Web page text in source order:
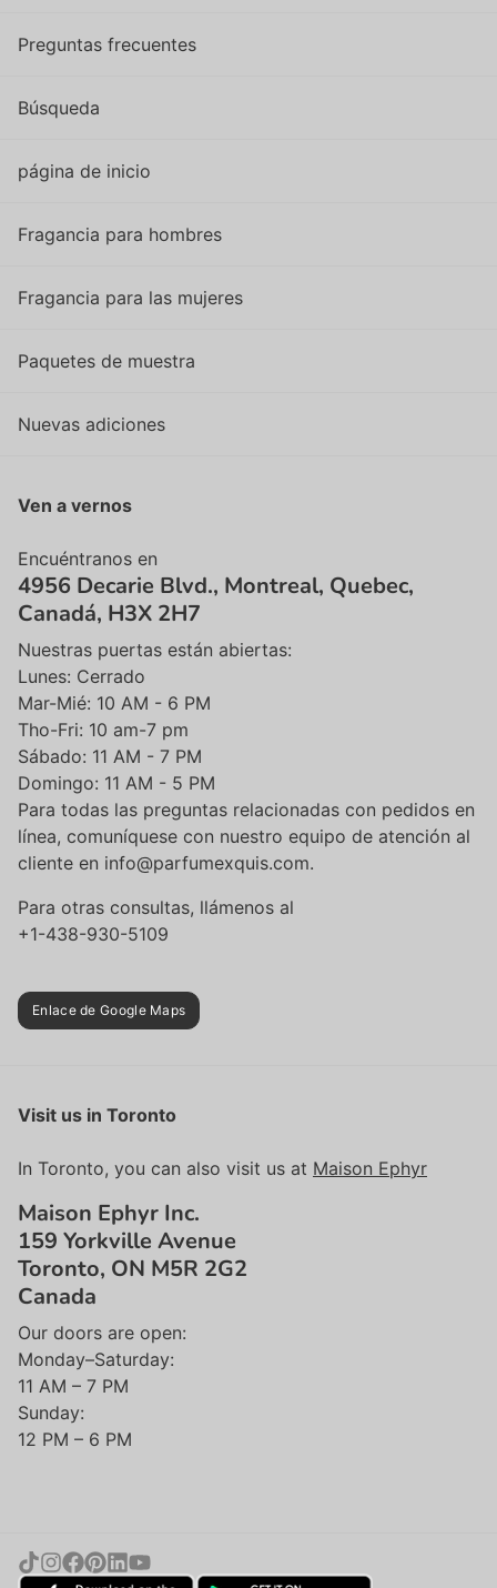
Preguntas frecuentes
Búsqueda
página de inicio
Fragancia para hombres
Fragancia para las mujeres
Paquetes de muestra
Nuevas adiciones
Ven a vernos
Encuéntranos en
4956 Decarie Blvd., Montreal, Quebec,
Canadá, H3X 2H7
Nuestras puertas están abiertas:
Lunes: Cerrado
Mar-Mié: 10 AM - 6 PM
Tho-Fri: 10 am-7 pm
Sábado: 11 AM - 7 PM
Domingo: 11 AM - 5 PM
Para todas las preguntas relacionadas con pedidos en
línea, comuníquese con nuestro equipo de atención al
cliente en info@parfumexquis.com.
Para otras consultas, llámenos al
+1-438-930-5109
Enlace de Google Maps
Visit us in Toronto
In Toronto, you can also visit us at Maison Ephyr
Maison Ephyr Inc.
159 Yorkville Avenue
Toronto, ON M5R 2G2
Canada
Our doors are open:
Monday–Saturday:
11 AM – 7 PM
Sunday:
12 PM – 6 PM